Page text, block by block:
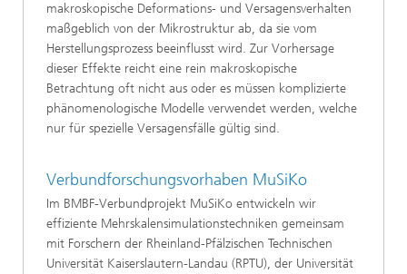
makroskopische Deformations- und Versagensverhalten
maßgeblich von der Mikrostruktur ab, da sie vom
Herstellungsprozess beeinflusst wird. Zur Vorhersage
dieser Effekte reicht eine rein makroskopische
Betrachtung oft nicht aus oder es müssen komplizierte
phänomenologische Modelle verwendet werden, welche
nur für spezielle Versagensfälle gültig sind.
Verbundforschungsvorhaben MuSiKo
Im BMBF-Verbundprojekt MuSiKo entwickeln wir
effiziente Mehrskalensimulationstechniken gemeinsam
mit Forschern der Rheinland-Pfälzischen Technischen
Universität Kaiserslautern-Landau (RPTU), der Universität